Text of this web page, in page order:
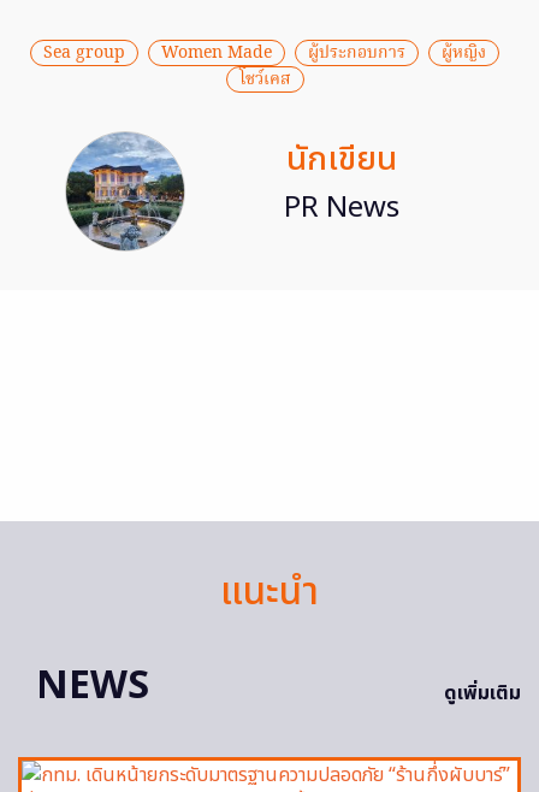
Sea group Women Made ผู้ประกอบการ
ผู้หญิง
โชว์เคส
นักเขียน
PR News
แนะนำ
NEWS
ดูเพิ่มเติม